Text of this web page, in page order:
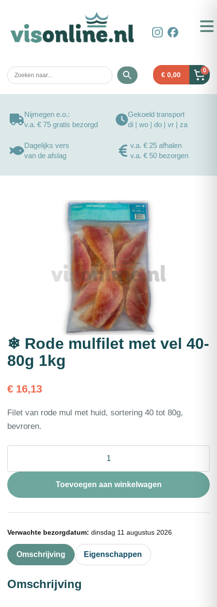
€ 0,00
0
Nijmegen e.o.:
v.a. € 75 gratis bezorgd
Gekoeld transport
di | wo | do | vr | za
Dagelijks vers
van de afslag
v.a. € 25 afhalen
v.a. € 50 bezorgen
❄ Rode mulfilet met vel 40-
80g 1kg
€ 16,13
Filet van rode mul met huid, sortering 40 tot 80g,
bevroren.
mulfilet
met
vel
40-
Toevoegen aan winkelwagen
Verwachte bezorgdatum: dinsdag 11 augustus 2026
Omschrijving Eigenschappen
Omschrijving